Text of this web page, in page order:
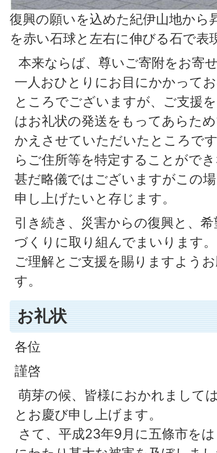
復興の願いを込めた紀伊山地から
を赤い石球と左右に伸びる石で表
本来ならば、尊いご寄附をお寄
一人おひとりにお目にかかって
ところでございますが、ご支援
はお礼状の発送をもってあらた
かえさせていただいたところで
らご住所等を特定することがで
甚だ略儀ではございますがこの
申し上げたいと存じます。
引き続き、災害からの復興と、
づくりに取り組んでまいります
ご理解とご支援を賜りますよう
す。
お礼状
各位
謹啓
萌芽の候、皆様におかれまして
とお慶び申し上げます。
さて、平成23年9月に五條市を